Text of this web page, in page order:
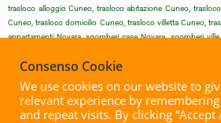
trasloco alloggio Cuneo, trasloco abitazione Cuneo,
Cuneo, trasloco domicilio Cuneo, trasloco villetta Cuneo,
appartamenti Novara, sgomberi case Novara, sgomberi
domicilio Novara, sgomberi villetta Novara, sgomberi
Novara, trasloco case Novara, trasloco ville Novara, trasloco
Novara, trasloco palazzo Novara, trasloco residenza
villetta Novara, trasloco monolocale Novara. Sgomberi
Consenso Cookie
We use cookies on our website to
relevant experience by
and repeat visits. By clicking “Accept